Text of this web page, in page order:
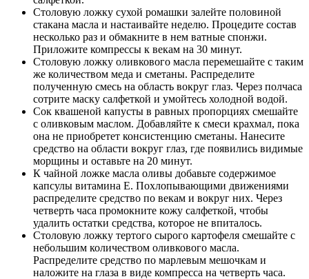
Столовую ложку сухой ромашки залейте половиной
стакана масла и настаивайте неделю. Процедите состав
несколько раз и обмакните в нем ватные спонжи.
Приложите компрессы к векам на 30 минут.
Столовую ложку оливкового масла перемешайте с таким
же количеством меда и сметаны. Распределите
полученную смесь на область вокруг глаз. Через полчаса
сотрите маску салфеткой и умойтесь холодной водой.
Сок квашеной капусты в равных пропорциях смешайте
с оливковым маслом. Добавляйте к смеси крахмал, пока
она не приобретет консистенцию сметаны. Нанесите
средство на области вокруг глаз, где появились видимые
морщины и оставьте на 20 минут.
К чайной ложке масла оливы добавьте содержимое
капсулы витамина Е. Похлопывающими движениями
распределите средство по векам и вокруг них. Через
четверть часа промокните кожу салфеткой, чтобы
удалить остатки средства, которое не впиталось.
Столовую ложку тертого сырого картофеля смешайте с
небольшим количеством оливкового масла.
Распределите средство по марлевым мешочкам и
наложите на глаза в виде компресса на четверть часа.